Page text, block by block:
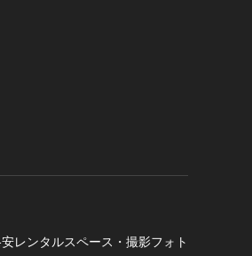
レンタルスペース・撮影フォト